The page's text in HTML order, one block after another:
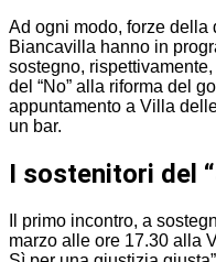
Ad ogni modo, forze della
Biancavilla hanno in
sostegno,
del “No” alla riforma del
appuntamento a Villa
un bar.
I sostenitori del
Il primo incontro, a
marzo alle ore 17.30 alla